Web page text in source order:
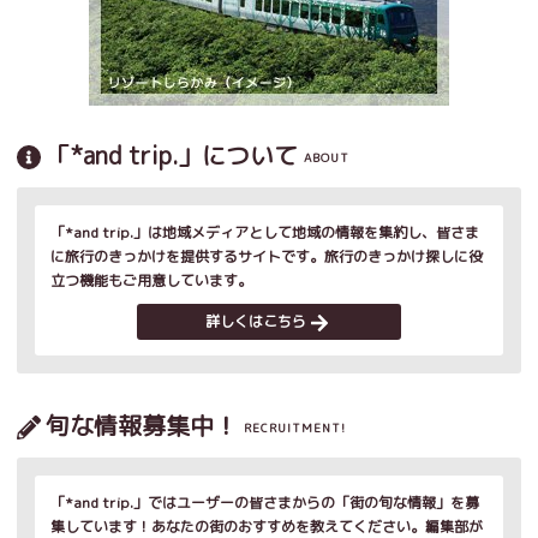
「*and trip.」について ABOUT
「*and trip.」は地域メディアとして地域の情報を集約し、皆さま
に旅行のきっかけを提供するサイトです。旅行のきっかけ探しに役
立つ機能もご用意しています。
詳しくはこちら
旬な情報募集中！ RECRUITMENT!
「*and trip.」ではユーザーの皆さまからの「街の旬な情報」を募
集しています！あなたの街のおすすめを教えてください。編集部が